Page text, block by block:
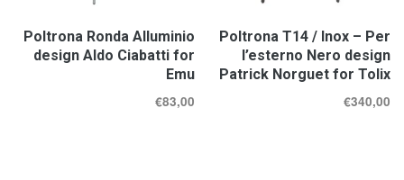
Poltrona T14 / Inox – Per
l’esterno Nero design
Patrick Norguet for Tolix
€340,00
Poltrona Ronda Alluminio
design Aldo Ciabatti for
Emu
€83,00